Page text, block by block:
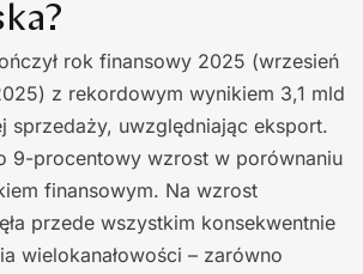
rok finansowy 2025 (wrzesień
z rekordowym wynikiem 3,1 mld
sprzedaży, uwzględniając eksport.
9-procentowy wzrost w porównaniu
finansowym. Na wzrost
przede wszystkim konsekwentnie
wielokanałowości – zarówno